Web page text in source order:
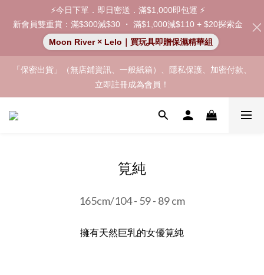
「保密出貨」（無店鋪資訊、一般紙箱）、隱私保護、加密付款、
立即註冊成為會員！
「保密出貨」（無店鋪資訊、一般紙箱）、隱私保護、加密付款、
立即註冊成為會員！
加入會員即享$20購物金  訂單商品好評再享$15購物金
嚴格保密你的購物紀錄，絕不洩露。
立即註冊成為會員！
筧純
165cm/104 - 59 - 89 cm
擁有天然巨乳的女優筧純
⚡今日下單．即日密送．滿$1,000即包運 ⚡
新會員雙重賞：滿$300減$30 ・ 滿$1,000減$110 + $20探索金
Moon River × Lelo｜買玩具即贈保濕精華組